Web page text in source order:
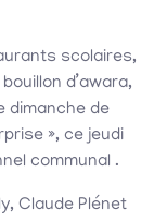
scolaires,
d’awara,
dimanche de
», ce jeudi
communal .
Claude Plénet